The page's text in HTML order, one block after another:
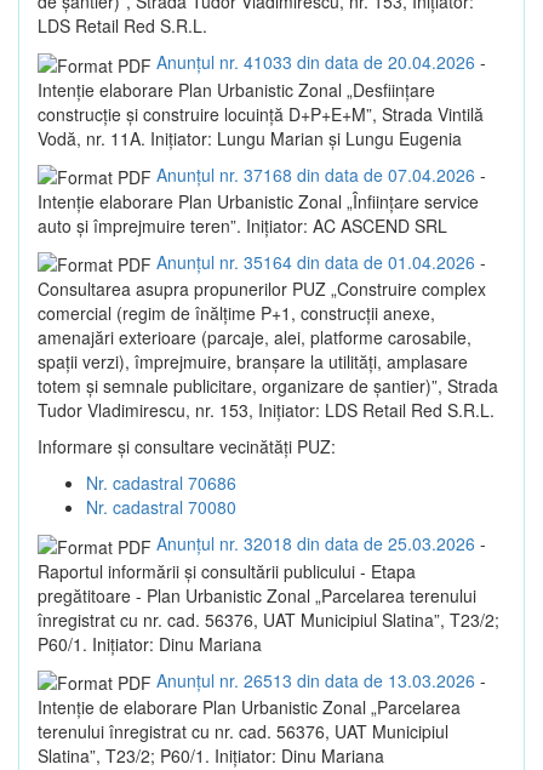
LDS Retail Red S.R.L.
Anunțul nr. 41033 din data de 20.04.2026 -
Intenție elaborare Plan Urbanistic Zonal „Desființare
construcție și construire locuință D+P+E+M”, Strada Vintilă
Vodă, nr. 11A. Inițiator: Lungu Marian și Lungu Eugenia
Anunțul nr. 37168 din data de 07.04.2026 -
Intenție elaborare Plan Urbanistic Zonal „Înființare service
auto și împrejmuire teren”. Inițiator: AC ASCEND SRL
Anunțul nr. 35164 din data de 01.04.2026 -
Consultarea asupra propunerilor PUZ „Construire complex
comercial (regim de înălțime P+1, construcții anexe,
amenajări exterioare (parcaje, alei, platforme carosabile,
spații verzi), împrejmuire, branșare la utilități, amplasare
totem și semnale publicitare, organizare de șantier)”, Strada
Tudor Vladimirescu, nr. 153, Inițiator: LDS Retail Red S.R.L.
Informare și consultare vecinătăți PUZ:
Nr. cadastral 70686
Nr. cadastral 70080
Anunțul nr. 32018 din data de 25.03.2026 -
Raportul informării și consultării publicului - Etapa
pregătitoare - Plan Urbanistic Zonal „Parcelarea terenului
înregistrat cu nr. cad. 56376, UAT Municipiul Slatina”, T23/2;
P60/1. Inițiator: Dinu Mariana
Anunțul nr. 26513 din data de 13.03.2026 -
Intenție de elaborare Plan Urbanistic Zonal „Parcelarea
terenului înregistrat cu nr. cad. 56376, UAT Municipiul
Slatina”, T23/2; P60/1. Inițiator: Dinu Mariana